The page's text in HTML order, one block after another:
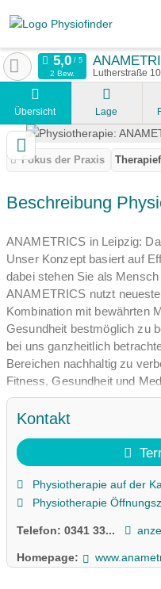
Lutherstraße 10
2 Bew.
Übersicht Lage
Fokus der Praxis
Beschreibung
ANAMETRICS in Leipzig:
Unser Konzept basiert auf
dabei stehen Sie als
ANAMETRICS nutzt
Kombination mit bewährten
Gesundheit bestmöglich zu
bei uns ganzheitlich
Bereichen nachhaltig zu
Fitness, Gesundheit und
ergänzend zur
Gesundheitsstudio und die
Sanitätshaus.
Kontakt
Physiotherapie auf der
Physiotherapie
Telefon: 0341 33...
Homepage: